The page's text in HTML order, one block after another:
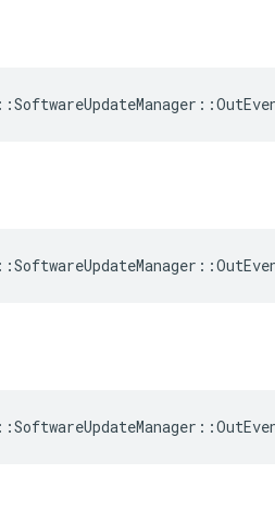
::SoftwareUpdateManager ::
::SoftwareUpdateManager ::
::SoftwareUpdateManager ::